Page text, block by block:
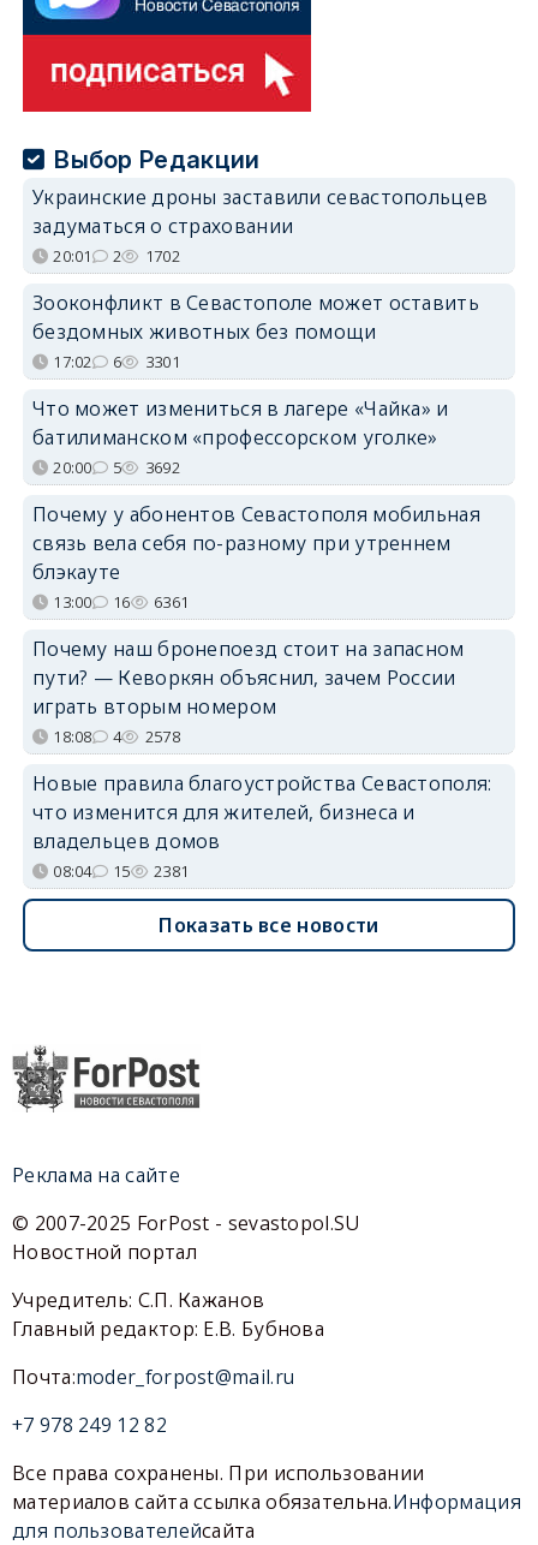
Выбор Редакции
Украинские дроны заставили севастопольцев
задуматься о страховании
20:01 2 1702
Зооконфликт в Севастополе может оставить
бездомных животных без помощи
17:02 6 3301
Что может измениться в лагере «Чайка» и
батилиманском «профессорском уголке»
20:00 5 3692
Почему у абонентов Севастополя мобильная
связь вела себя по-разному при утреннем
блэкауте
13:00 16 6361
Почему наш бронепоезд стоит на запасном
пути? — Кеворкян объяснил, зачем России
играть вторым номером
18:08 4 2578
Новые правила благоустройства Севастополя:
что изменится для жителей, бизнеса и
владельцев домов
08:04 15 2381
Показать все новости
Реклама на сайте
© 2007-2025 ForPost - sevastopol.SU
Новостной портал
Учредитель: С.П. Кажанов
Главный редактор: Е.В. Бубнова
Почта:moder_forpost@mail.ru
+7 978 249 12 82
Все права сохранены. При использовании
материалов сайта ссылка обязательна.Информация
для пользователейсайта